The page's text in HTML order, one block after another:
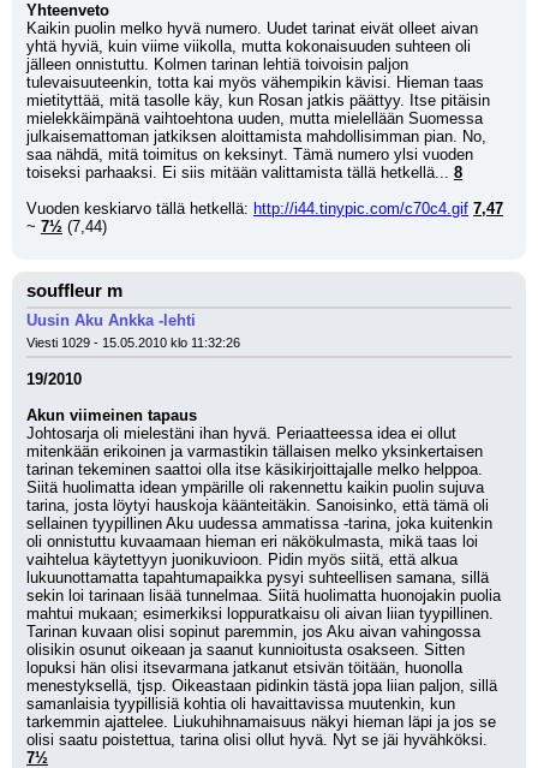
Yhteenveto
Kaikin puolin melko hyvä numero. Uudet tarinat eivät olleet aivan
yhtä hyviä, kuin viime viikolla, mutta kokonaisuuden suhteen oli
jälleen onnistuttu. Kolmen tarinan lehtiä toivoisin paljon
tulevaisuuteenkin, totta kai myös vähempikin kävisi. Hieman taas
mietityttää, mitä tasolle käy, kun Rosan jatkis päättyy. Itse pitäisin
mielekkäimpänä vaihtoehtona uuden, mutta mielellään Suomessa
julkaisemattoman jatkiksen aloittamista mahdollisimman pian. No,
saa nähdä, mitä toimitus on keksinyt. Tämä numero ylsi vuoden
toiseksi parhaaksi. Ei siis mitään valittamista tällä hetkellä... 8
Vuoden keskiarvo tällä hetkellä: http://i44.tinypic.com/c70c4.gif 7,47
~ 7½ (7,44)
souffleur m
Uusin Aku Ankka -lehti
Viesti 1029 - 15.05.2010 klo 11:32:26
19/2010
Akun viimeinen tapaus
Johtosarja oli mielestäni ihan hyvä. Periaatteessa idea ei ollut
mitenkään erikoinen ja varmastikin tällaisen melko yksinkertaisen
tarinan tekeminen saattoi olla itse käsikirjoittajalle melko helppoa.
Siitä huolimatta idean ympärille oli rakennettu kaikin puolin sujuva
tarina, josta löytyi hauskoja käänteitäkin. Sanoisinko, että tämä oli
sellainen tyypillinen Aku uudessa ammatissa -tarina, joka kuitenkin
oli onnistuttu kuvaamaan hieman eri näkökulmasta, mikä taas loi
vaihtelua käytettyyn juonikuvioon. Pidin myös siitä, että alkua
lukuunottamatta tapahtumapaikka pysyi suhteellisen samana, sillä
sekin loi tarinaan lisää tunnelmaa. Siitä huolimatta huonojakin puolia
mahtui mukaan; esimerkiksi loppuratkaisu oli aivan liian tyypillinen.
Tarinan kuvaan olisi sopinut paremmin, jos Aku aivan vahingossa
olisikin osunut oikeaan ja saanut kunnioitusta osakseen. Sitten
lopuksi hän olisi itsevarmana jatkanut etsivän töitään, huonolla
menestyksellä, tjsp. Oikeastaan pidinkin tästä jopa liian paljon, sillä
samanlaisia tyypillisiä kohtia oli havaittavissa muutenkin, kun
tarkemmin ajattelee. Liukuhihnamaisuus näkyi hieman läpi ja jos se
7½